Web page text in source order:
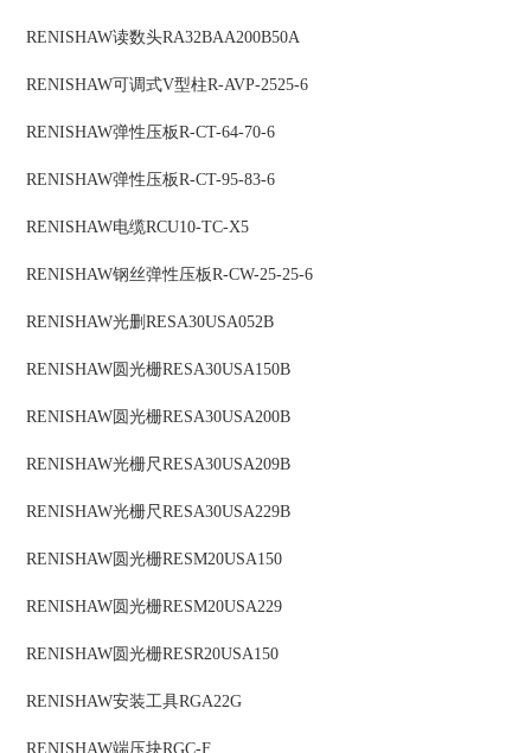
RENISHAW读数头RA32BAA200B50A
RENISHAW可调式V型柱R-AVP-2525-6
RENISHAW弹性压板R-CT-64-70-6
RENISHAW弹性压板R-CT-95-83-6
RENISHAW电缆RCU10-TC-X5
RENISHAW钢丝弹性压板R-CW-25-25-6
RENISHAW光删RESA30USA052B
RENISHAW 圆光栅RESA30USA150B
RENISHAW 圆光栅RESA30USA200B
RENISHAW光栅尺RESA30USA209B
RENISHAW光栅尺RESA30USA229B
RENISHAW 圆光栅RESM20USA150
RENISHAW 圆光栅RESM20USA229
RENISHAW 圆光栅RESR20USA150
RENISHAW安装工具RGA22G
RENISHAW端压块RGC-F